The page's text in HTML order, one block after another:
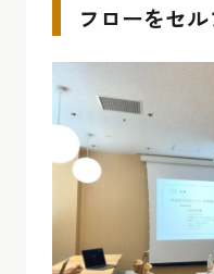
フローをセ